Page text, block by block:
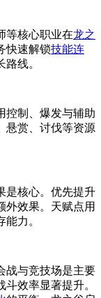
等核心职业在龙之
快速解锁技能连
线。
控制、爆发与辅助
、悬赏、讨伐等资源
是核心。优先提升
外效果。天赋点用
力。
战与竞技场是主要
斗效率显著提升。